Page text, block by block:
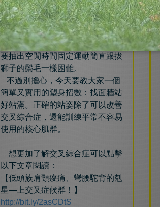
等。但是在台灣這種生活節奏極
快、職場競爭強烈的國家，不論是
苦命的上班族、忙碌的家庭主婦、
被課業壓力壓得喘不過氣的學生，
要抽出空閒時間固定運動簡直跟拔
獅子的鬃毛一樣困難。
不過別擔心，今天要教大家一個
簡單又實用的塑身招數：找面牆站
好站滿。正確的站姿除了可以改善
交叉綜合症，還能訓練平常不容易
使用的核心肌群。
想更加了解交叉綜合症可以點擊
以下文章閱讀：
【低頭族肩頸痠痛、彎腰駝背的剋
星—上交叉症候群！】
http://bit.ly/2asCDtS